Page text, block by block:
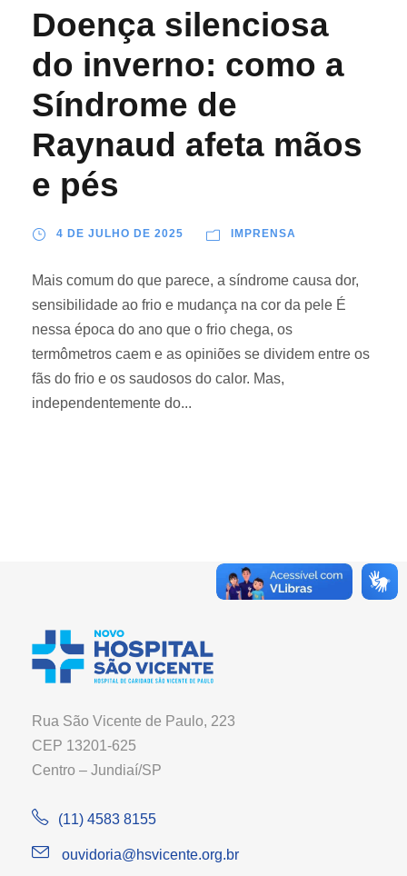
Doença silenciosa
do inverno: como a
Síndrome de
Raynaud afeta mãos
e pés
4 DE JULHO DE 2025 IMPRENSA
Mais comum do que parece, a síndrome causa dor,
sensibilidade ao frio e mudança na cor da pele É
nessa época do ano que o frio chega, os
termômetros caem e as opiniões se dividem entre os
fãs do frio e os saudosos do calor. Mas,
independentemente do...
Rua São Vicente de Paulo, 223
CEP 13201-625
Centro – Jundiaí/SP
(11) 4583 8155
ouvidoria@hsvicente.org.br